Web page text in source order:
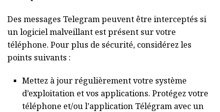
Des messages Telegram peuvent être interceptés si
un logiciel malveillant est présent sur votre
téléphone. Pour plus de sécurité, considérez les
points suivants :
Mettez à jour régulièrement votre système
d’exploitation et vos applications. Protégez votre
téléphone et/ou l’application Télégram avec un